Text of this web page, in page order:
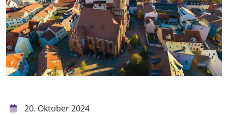
20. Oktober 2024